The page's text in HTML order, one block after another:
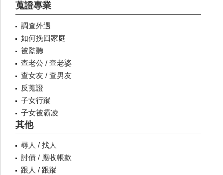
蒐證專業
調查外遇
如何挽回家庭
被監聽
查老公 / 查老婆
查女友 / 查男友
反蒐證
子女行蹤
子女被霸凌
其他
尋人 / 找人
討債 / 應收帳款
跟人 / 跟蹤